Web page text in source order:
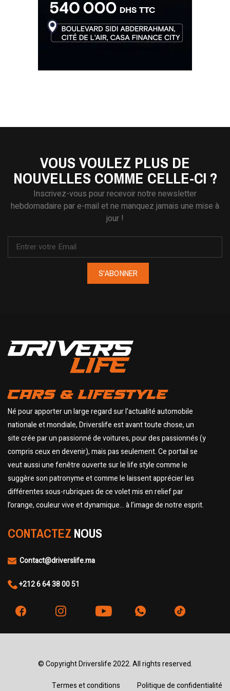
VOUS VOULEZ PLUS DE
NOUVELLES COMME CELLE-CI ?
Inscrivez-vous pour recevoir notre newsletter
hebdomadaire par e-mail et ne manquez jamais une mise à
jour !
S'ABONNER
CARS & LIFESTYLE
Né pour apporter un large regard sur l’actualité automobile
nationale et mondiale, Driverslife est avant toute chose, un
site crée par un passionné de voitures, pour des passionnés (y
compris ceux en devenir), mais pas seulement. Ce portail se
veut aussi une fenêtre ouverte sur le life style comme le
suggère son patronyme et comme le laissent apprécier les
différentes sous-rubriques de ce volet mis en relief par
l’orange, couleur vive et dynamique… à l’image de notre esprit.
CONTACTEZ NOUS
Contact@driverslife.ma
+212 6 64 38 00 51
© Copyright Driverslife 2022. All rights reserved.
Termes et conditions
Politique de confidentialité